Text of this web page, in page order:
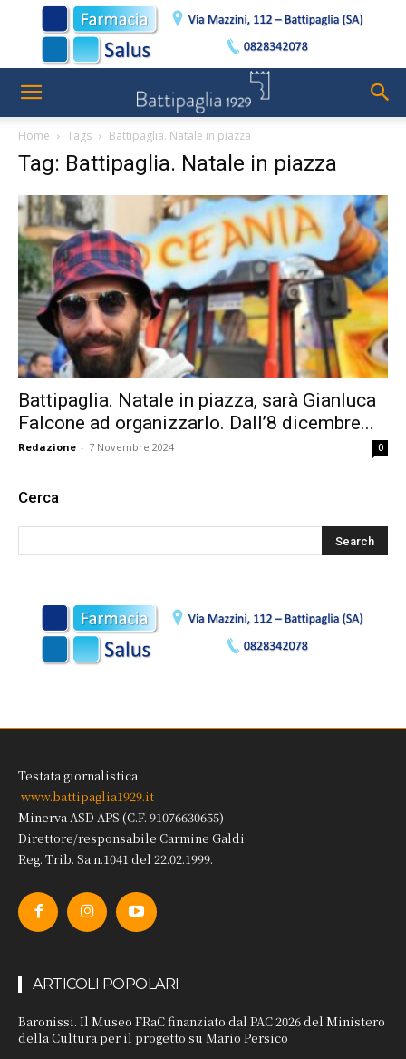
Home Tags Battipaglia. Natale in piazza
Tag: Battipaglia. Natale in piazza
Battipaglia. Natale in piazza, sarà Gianluca
Falcone ad organizzarlo. Dall’8 dicembre...
Redazione - 7 Novembre 2024 0
Cerca
Testata giornalistica
www.battipaglia1929.it
Minerva ASD APS (C.F. 91076630655)
Direttore/responsabile Carmine Galdi
Reg. Trib. Sa n.1041 del 22.02.1999.
ARTICOLI POPOLARI
Baronissi. Il Museo FRaC finanziato dal PAC 2026 del Ministero
della Cultura per il progetto su Mario Persico